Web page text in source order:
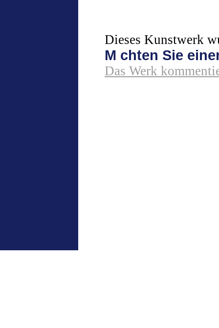
Dieses Kunstwerk
M chten Sie
Das Werk